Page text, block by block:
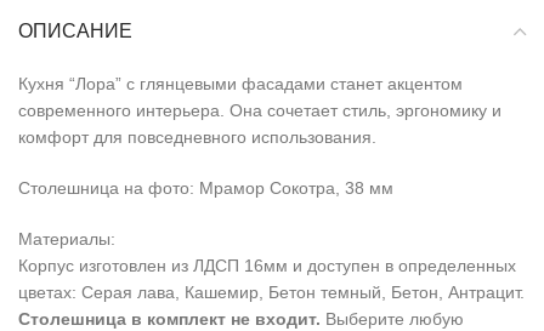
ОПИСАНИЕ
Кухня “Лора” с глянцевыми фасадами станет акцентом
современного интерьера. Она сочетает стиль, эргономику и
комфорт для повседневного использования.
Столешница на фото: Мрамор Сокотра, 38 мм
Материалы:
Корпус изготовлен из ЛДСП 16мм и доступен в определенных
цветах: Серая лава, Кашемир, Бетон темный, Бетон, Антрацит.
Столешница в комплект не входит. Выберите любую